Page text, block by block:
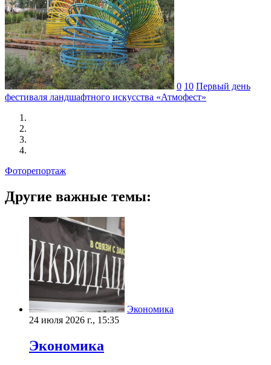
0 10 Первый день
фестиваля ландшафтного искусства «Атмофест»
Фоторепортаж
Другие важные темы:
Экономика
24 июля 2026 г., 15:35
Экономика